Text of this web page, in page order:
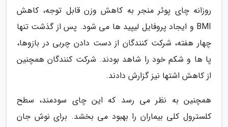
روزانه چای پوئر منجر به کاهش وزن قابل توجه، کاهش
BMI و ایجاد پروفایل لیپید ها می شود. پس از گذشت تنها
چهار هفته، شرکت کنندگان از دست دادن چربی در بازوها،
پا ها و شکم خود را شاهد بودند. شرکت کنندگان همچنین
از کاهش اشتها نیز گزارش دادند.
همچنین به نظر می رسد که این چای سودمند، سطح
کلسترول کلی بیماران را بهبود می بخشد. برای نوش جان